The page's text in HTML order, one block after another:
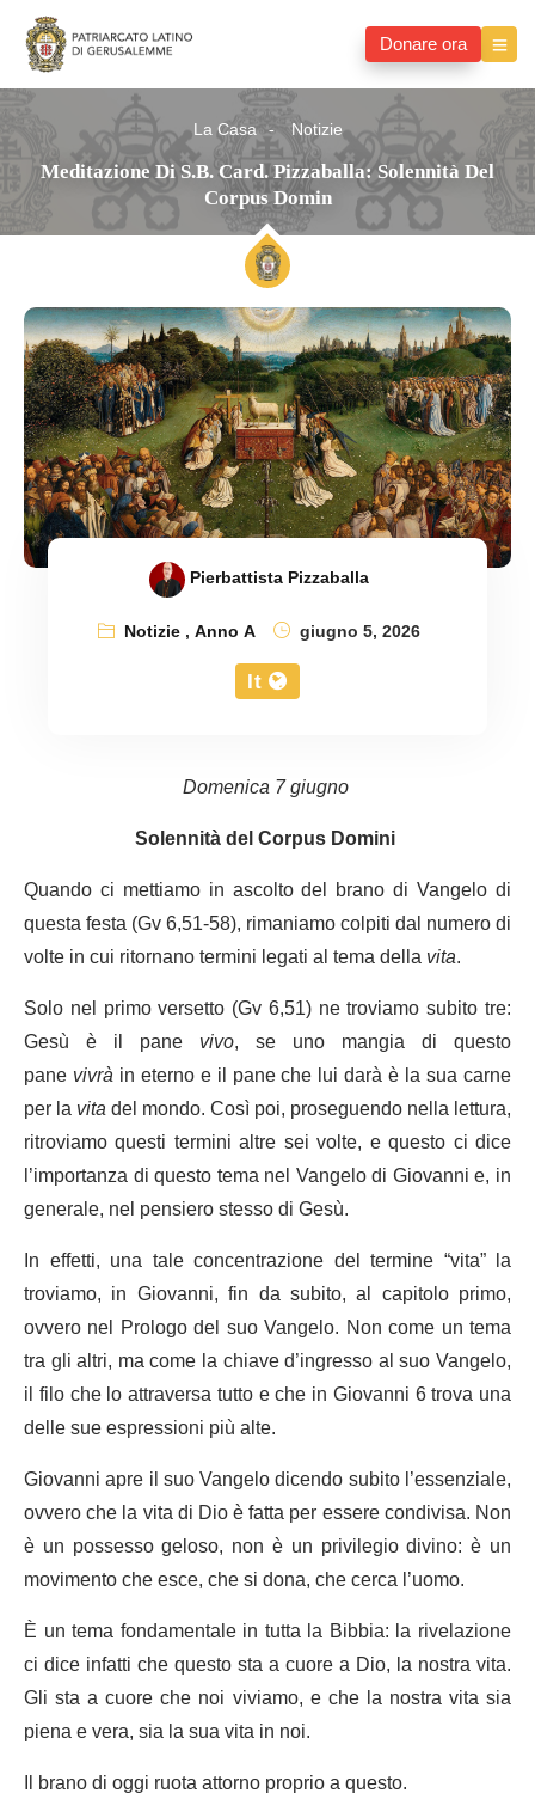
Donare ora
La Casa Notizie
Meditazione Di S.B. Card. Pizzaballa: Solennità Del
Corpus Domin
Pierbattista Pizzaballa
Notizie,Anno A giugno 5, 2026
It
Domenica 7 giugno
Solennità del Corpus Domini
Quando ci mettiamo in ascolto del brano di Vangelo di
questa festa (Gv 6,51-58), rimaniamo colpiti dal numero di
volte in cui ritornano termini legati al tema dellavita.
Solo nel primo versetto (Gv 6,51) ne troviamo subito tre:
Gesù è il pane vivo, se uno mangia di questo
panevivràin eterno e il pane che lui darà è la sua carne
per lavitadel mondo. Così poi, proseguendo nella lettura,
ritroviamo questi termini altre sei volte, e questo ci dice
l’importanza di questo tema nel Vangelo di Giovanni e, in
generale, nel pensiero stesso di Gesù.
In effetti, una tale concentrazione del termine “vita” la
troviamo, in Giovanni, fin da subito, al capitolo primo,
ovvero nel Prologo del suo Vangelo. Non come un tema
tra gli altri, ma come la chiave d’ingresso al suo Vangelo,
il filo che lo attraversa tutto e che in Giovanni 6 trova una
delle sue espressioni più alte.
Giovanni apre il suo Vangelo dicendo subito l’essenziale,
ovvero che la vita di Dio è fatta per essere condivisa. Non
è un possesso geloso, non è un privilegio divino: è un
movimento che esce, che si dona, che cerca l’uomo.
È un tema fondamentale in tutta la Bibbia: la rivelazione
ci dice infatti che questo sta a cuore a Dio, la nostra vita.
Gli sta a cuore che noi viviamo, e che la nostra vita sia
piena e vera, sia la sua vita in noi.
Il brano di oggi ruota attorno proprio a questo.